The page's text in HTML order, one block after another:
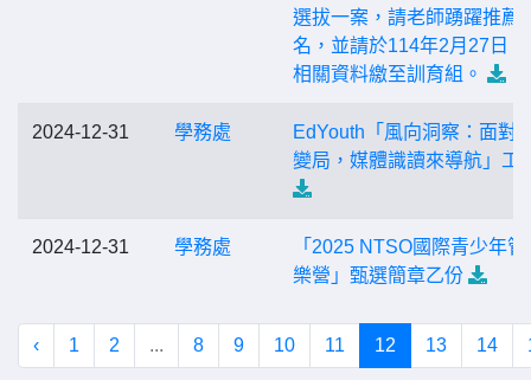
選拔一案，請老師踴躍推薦
名，並請於114年2月27日（
相關資料繳至訓育組。
2024-12-31 學務處
EdYouth「風向洞察：面對
變局，媒體識讀來導航」工
2024-12-31 學務處
「2025 NTSO國際青少年管
樂營」甄選簡章乙份
‹ 1 2 ... 8 9 10 11 12 13 14